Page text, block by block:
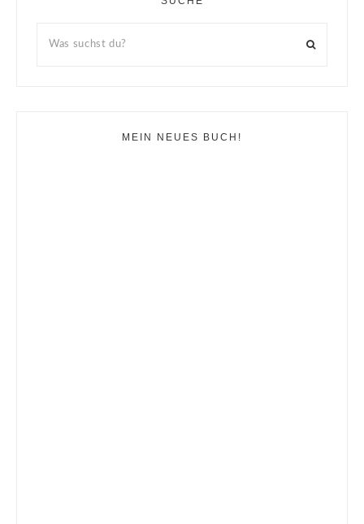
MEIN NEUES BUCH!